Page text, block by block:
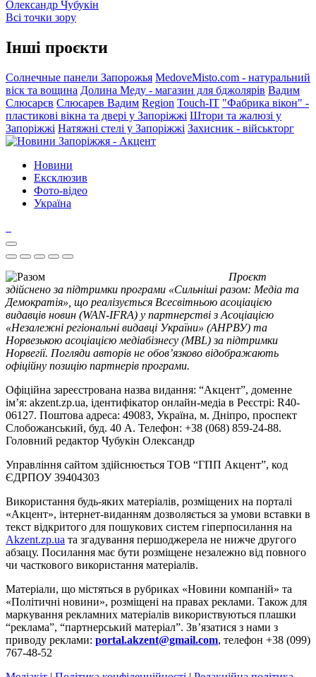
Олександр Чубукін
Всі точки зору
Інші проєкти
Солнечные панели Запорожья MedoveMisto.com - натуральний
віск та вощина Долина Меду - магазин для бджолярів Вадим
Слюсарєв Слюсарев Вадим Region Touch-IT "Фабрика вікон" -
пластикові вікна та двері у Запоріжжі Штори та жалюзі у
Запоріжжі Натяжні стелі у Запоріжжі Захисник - військторг
Новини
Ексклюзив
Фото-відео
Україна
Проєкт
здійснено за підтримки програми «Сильніші разом: Медіа та
Демократія», що реалізується Всесвітньою асоціацією
видавців новин (WAN-IFRA) у партнерстві з Асоціацією
«Незалежні регіональні видавці України» (АНРВУ) та
Норвезькою асоціацією медіабізнесу (MBL) за підтримки
Норвегії. Погляди авторів не обов’язково відображають
офіційну позицію партнерів програми.
Офіційна зареєстрована назва видання: “Акцент”, доменне
ім’я: akzent.zp.ua, ідентифікатор онлайн-медіа в Реєстрі: R40-
06127. Поштова адреса: 49083, Україна, м. Дніпро, проспект
Слобожанський, буд. 40 А. Телефон: +38 (068) 859-24-88.
Головний редактор Чубукін Олександр
Управління сайтом здійснюється ТОВ “ГПП Акцент”, код
ЄДРПОУ 39404303
Використання будь-яких матеріалів, розміщених на порталі
«Акцент», інтернет-виданням дозволяється за умови вставки в
текст відкритого для пошукових систем гіперпосилання на
Akzent.zp.ua та згадування першоджерела не нижче другого
абзацу. Посилання має бути розміщене незалежно від повного
чи часткового використання матеріалів.
Матеріали, що містяться в рубриках «Новини компаній» та
«Політичні новини», розміщені на правах реклами. Також для
маркування рекламних матеріалів використвуються плашки
“реклама”, “партнерський матеріал”. Зв’язатися з нами з
приводу реклами: portal.akzent@gmail.com, телефон +38 (099)
767-48-52